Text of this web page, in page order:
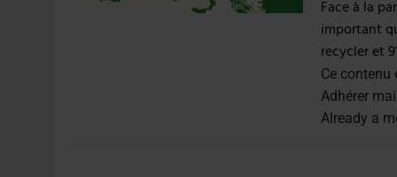
Face à la
important
recycler et
Ce contenu
Adhérer
Already a